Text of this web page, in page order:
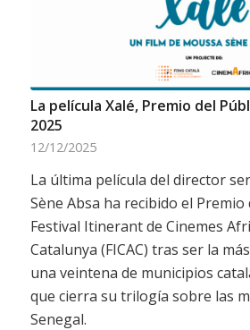
La película Xalé, Premio del
2025
12/12/2025
La última película del director
Sène Absa ha recibido el Premio
Festival Itinerant de Cinemes
Catalunya (FICAC) tras ser la
una veintena de municipios
que cierra su trilogía sobre las
Senegal.